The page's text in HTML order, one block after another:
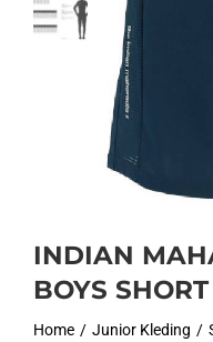
INDIAN
BOYS
Home Junior Kleding